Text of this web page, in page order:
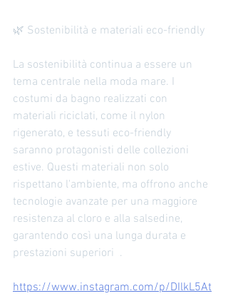
🌿 Sostenibilità e materiali eco-friendly
La sostenibilità continua a essere un
tema centrale nella moda mare. I
costumi da bagno realizzati con
materiali riciclati, come il nylon
rigenerato, e tessuti eco-friendly
saranno protagonisti delle collezioni
estive. Questi materiali non solo
rispettano l'ambiente, ma offrono anche
tecnologie avanzate per una maggiore
resistenza al cloro e alla salsedine,
garantendo così una lunga durata e
prestazioni superiori  .
https://www.instagram.com/p/DIlkL5At